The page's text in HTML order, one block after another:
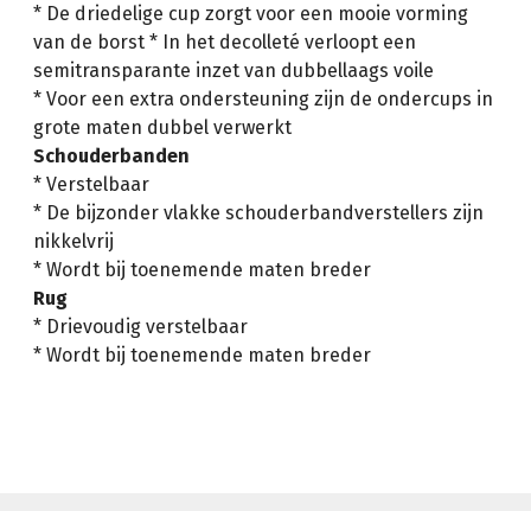
* De driedelige cup zorgt voor een mooie vorming
van de borst * In het decolleté verloopt een
semitransparante inzet van dubbellaags voile
* Voor een extra ondersteuning zijn de ondercups in
grote maten dubbel verwerkt
Schouderbanden
* Verstelbaar
* De bijzonder vlakke schouderbandverstellers zijn
nikkelvrij
* Wordt bij toenemende maten breder
Rug
* Drievoudig verstelbaar
* Wordt bij toenemende maten breder